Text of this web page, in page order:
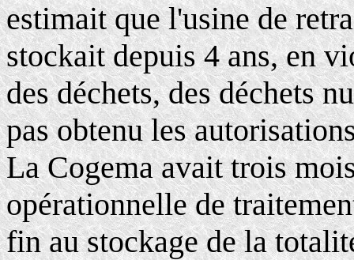
estimait que l'usine de
stockait depuis 4 ans, en
des déchets, des déchets
pas obtenu les
La Cogema avait trois
opérationnelle de
fin au stockage de la